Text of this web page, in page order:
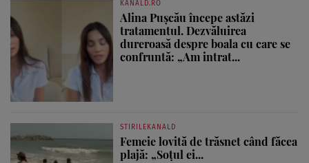
KANALD.RO
Alina Pușcău începe astăzi
tratamentul. Dezvăluirea
dureroasă despre boala cu care se
confruntă: „Am intrat...
STIRILEKANALD
Femeie lovită de trăsnet când făcea
plajă: „Soțul ei...